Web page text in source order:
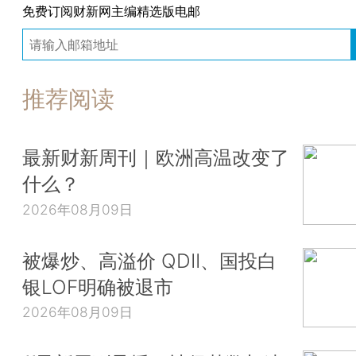
免费订阅财新网主编精选版电邮
推荐阅读
最新财新周刊｜欧洲高温改变了
什么？
2026年08月09日
被爆炒、高溢价 QDII、国投白
银LOF明确被退市
2026年08月09日